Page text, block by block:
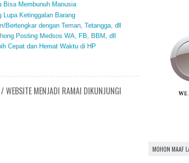
Bisa Membunuh Manusia
Lupa Ketinggalan Barang
dengan Teman, Tetangga, dll
Posting Medsos WA, FB, BBM, dll
Cepat dan Hemat Waktu di HP
WEBSITE MENJADI RAMAI DIKUNJUNGI
MOHON MAAF